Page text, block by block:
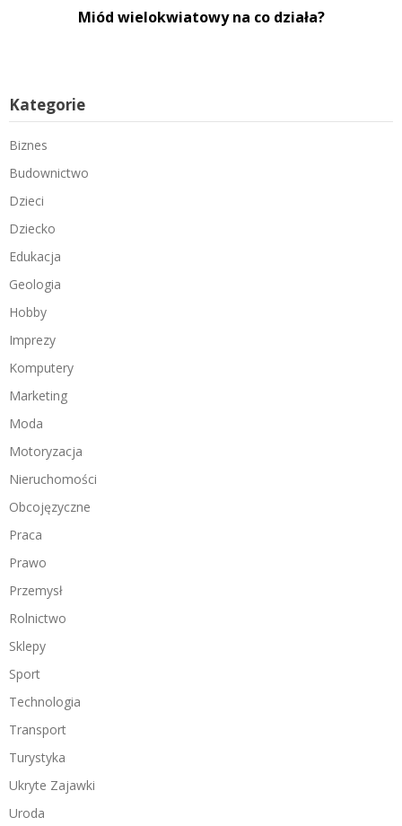
Miód wielokwiatowy na co działa?
Kategorie
Biznes
Budownictwo
Dzieci
Dziecko
Edukacja
Geologia
Hobby
Imprezy
Komputery
Marketing
Moda
Motoryzacja
Nieruchomości
Obcojęzyczne
Praca
Prawo
Przemysł
Rolnictwo
Sklepy
Sport
Technologia
Transport
Turystyka
Ukryte Zajawki
Uroda